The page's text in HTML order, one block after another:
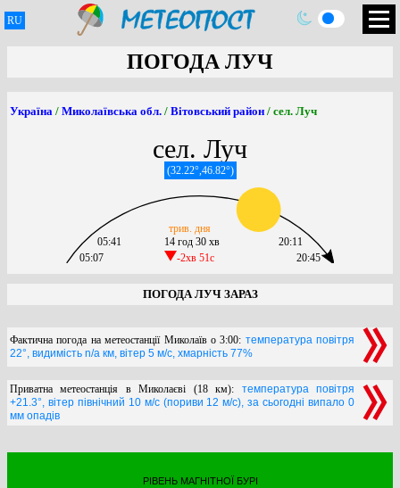
RU
ПОГОДА ЛУЧ
Україна / Миколаївська обл. / Вітовський район / сел. Луч
сел. Луч
(32.22°,46.82°)
05:07
05:41
14 год 30 хв
-2хв 51c
трив. дня
20:45
20:11
ПОГОДА ЛУЧ ЗАРАЗ
Фактична погода на метеостанції Миколаїв о 3:00: температура повітря
22°, видимість n/a км, вітер 5 м/с, хмарність 77%
Приватна метеостанція в Миколаєві (18 км): температура повітря
+21.3°, вітер північний 10 м/с (пориви 12 м/с), за сьогодні випало 0
мм опадів
РІВЕНЬ МАГНІТНОЇ БУРІ